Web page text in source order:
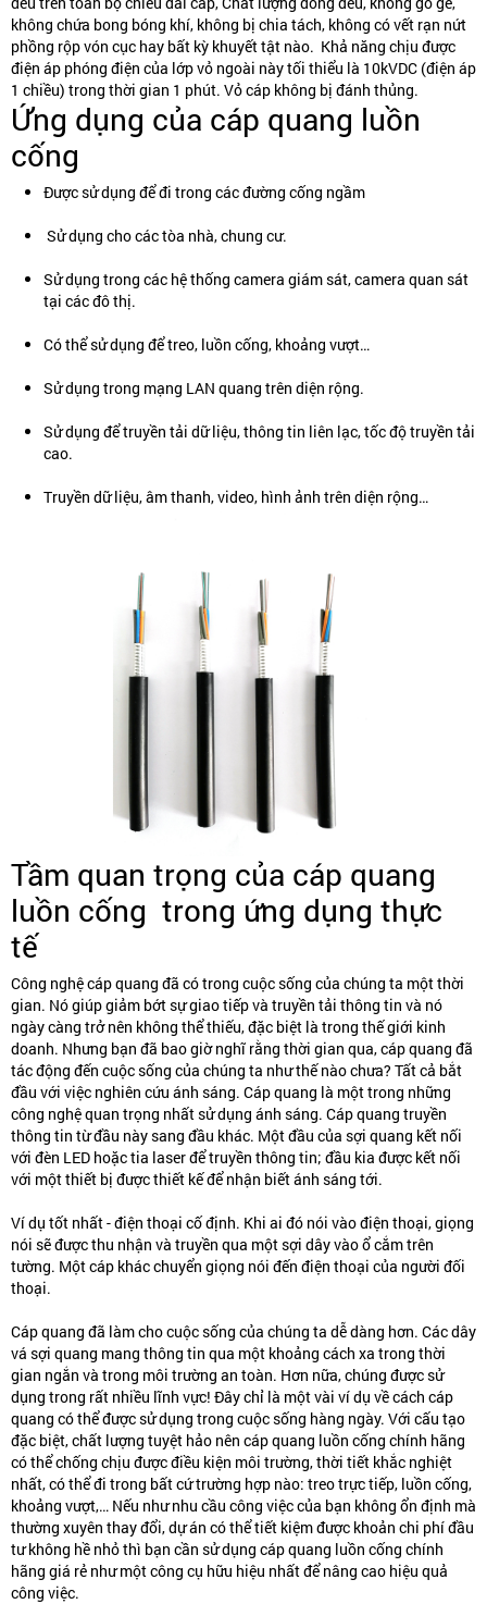
không chứa bong bóng khí, không bị chia tách, không có vết rạn nứt
phồng rộp vón cục hay bất kỳ khuyết tật nào. Khả năng chịu được
điện áp phóng điện của lớp vỏ ngoài này tối thiểu là 10kVDC (điện áp
1 chiều) trong thời gian 1 phút. Vỏ cáp không bị đánh thủng.
Ứng dụng của cáp quang luồn
cống
Được sử dụng để đi trong các đường cống ngầm
Sử dụng cho các tòa nhà, chung cư.
Sử dụng trong các hệ thống camera giám sát, camera quan sát
tại các đô thị.
Có thể sử dụng để treo, luồn cống, khoảng vượt…
Sử dụng trong mạng LAN quang trên diện rộng.
Sử dụng để truyền tải dữ liệu, thông tin liên lạc, tốc độ truyền tải
cao.
Truyền dữ liệu, âm thanh, video, hình ảnh trên diện rộng…
Tầm quan trọng của cáp quang
luồn cống trong ứng dụng thực
tế
Công nghệ cáp quang đã có trong cuộc sống của chúng ta một thời
gian. Nó giúp giảm bớt sự giao tiếp và truyền tải thông tin và nó
ngày càng trở nên không thể thiếu, đặc biệt là trong thế giới kinh
doanh. Nhưng bạn đã bao giờ nghĩ rằng thời gian qua, cáp quang đã
tác động đến cuộc sống của chúng ta như thế nào chưa? Tất cả bắt
đầu với việc nghiên cứu ánh sáng. Cáp quang là một trong những
công nghệ quan trọng nhất sử dụng ánh sáng. Cáp quang truyền
thông tin từ đầu này sang đầu khác. Một đầu của sợi quang kết nối
với đèn LED hoặc tia laser để truyền thông tin; đầu kia được kết nối
với một thiết bị được thiết kế để nhận biết ánh sáng tới.
Ví dụ tốt nhất - điện thoại cố định. Khi ai đó nói vào điện thoại, giọng
nói sẽ được thu nhận và truyền qua một sợi dây vào ổ cắm trên
tường. Một cáp khác chuyển giọng nói đến điện thoại của người đối
thoại.
Cáp quang đã làm cho cuộc sống của chúng ta dễ dàng hơn. Các dây
vá sợi quang mang thông tin qua một khoảng cách xa trong thời
gian ngắn và trong môi trường an toàn. Hơn nữa, chúng được sử
dụng trong rất nhiều lĩnh vực! Đây chỉ là một vài ví dụ về cách cáp
quang có thể được sử dụng trong cuộc sống hàng ngày. Với cấu tạo
đặc biệt, chất lượng tuyệt hảo nên cáp quang luồn cống chính hãng
có thể chống chịu được điều kiện môi trường, thời tiết khắc nghiệt
nhất, có thể đi trong bất cứ trường hợp nào: treo trực tiếp, luồn cống,
khoảng vượt,… Nếu như nhu cầu công việc của bạn không ổn định mà
thường xuyên thay đổi, dự án có thể tiết kiệm được khoản chi phí đầu
tư không hề nhỏ thì bạn cần sử dụng cáp quang luồn cống chính
hãng giá rẻ như một công cụ hữu hiệu nhất để nâng cao hiệu quả
công việc.